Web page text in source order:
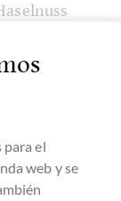
para el
web y se